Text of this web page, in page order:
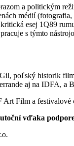
a politickým
médií
esej 1Q89
s týmto
poľský historik
aj na IDFA, a
Film a festivalové
vďaka